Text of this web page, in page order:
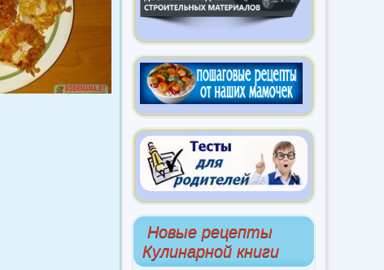
Новые рецепты
Кулинарной книги